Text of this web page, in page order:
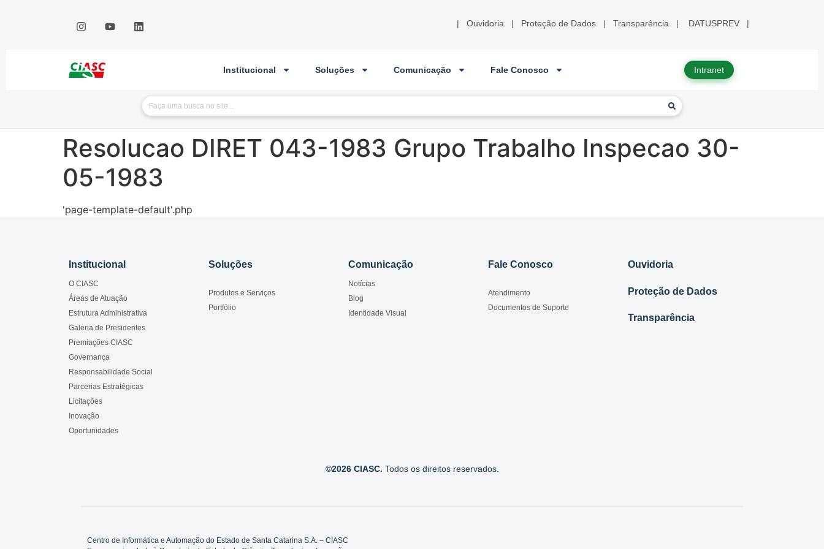
| Ouvidoria | Proteção de Dados | Transparência | DATUSPREV |
Institucional Soluções Comunicação Fale Conosco Intranet
Resolucao DIRET 043-1983 Grupo Trabalho Inspecao 30-
05-1983
'page-template-default'.php
Institucional
O CIASC
Áreas de Atuação
Estrutura Administrativa
Galeria de Presidentes
Premiações CIASC
Governança
Responsabilidade Social
Parcerias Estratégicas
Licitações
Inovação
Oportunidades
Soluções
Produtos e Serviços
Portfólio
Comunicação
Notícias
Blog
Identidade Visual
Fale Conosco
Atendimento
Documentos de Suporte
Ouvidoria
Proteção de Dados
Transparência
©2026 CIASC. Todos os direitos reservados.
Centro de Informática e Automação do Estado de Santa Catarina S.A. – CIASC